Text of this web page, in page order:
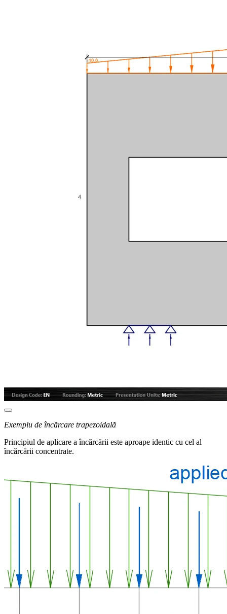
Exemplu de încărcare trapezoidală
Principiul de aplicare a încărcării este aproape identic cu cel al
încărcării concentrate.